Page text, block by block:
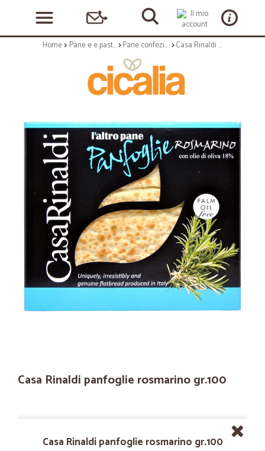
Home Pane e e pasticceria Pane confezionato Casa Rinaldi panfoglie rosmarino gr.100
Casa Rinaldi panfoglie rosmarino gr.100
Casa Rinaldi panfoglie rosmarino gr.100